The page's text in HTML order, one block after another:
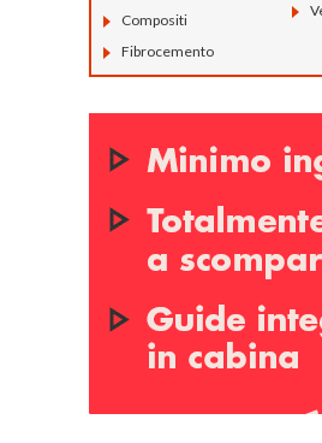
Compositi
Fibrocemento